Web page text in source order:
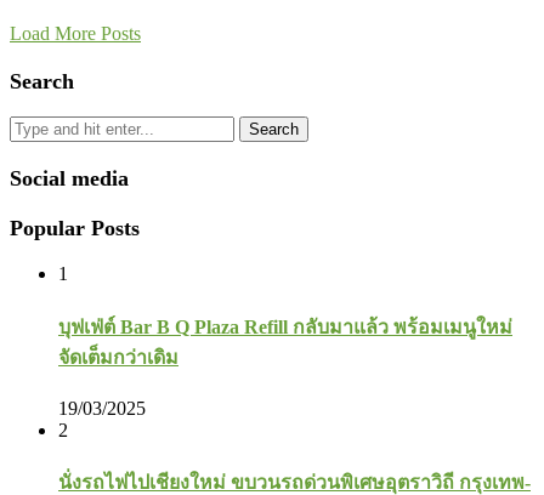
Load More Posts
Search
Search
Social media
Popular Posts
1
บุฟเฟ่ต์ Bar B Q Plaza Refill กลับมาแล้ว พร้อมเมนูใหม่
จัดเต็มกว่าเดิม
19/03/2025
2
นั่งรถไฟไปเชียงใหม่ ขบวนรถด่วนพิเศษอุตราวิถี กรุงเทพ-